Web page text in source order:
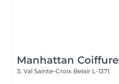
Manhattan Coiffure
3, Val Sainte-Croix Belair L-1371